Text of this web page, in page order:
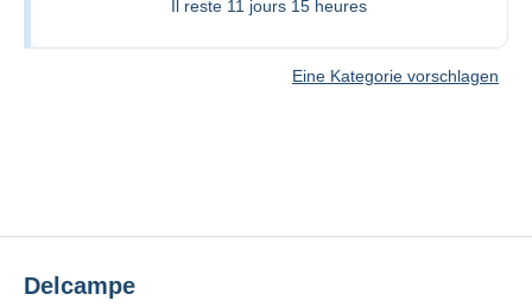
Il reste 11 jours 15 heures
Eine Kategorie vorschlagen
Delcampe